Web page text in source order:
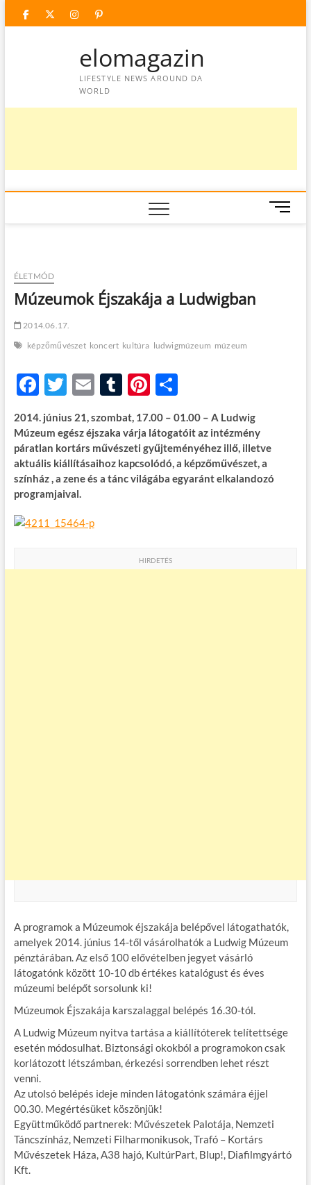
facebooktwitter
instagram
googleplus
pinterest
elomagazin
LIFESTYLE NEWS AROUND DA
WORLD
M
e
ÉLETMÓD
Múzeumok Éjszakája a Ludwigban
2014.06.17.
képzőművészet koncert kultúra ludwigmúzeum múzeum
F
ac
e
b
o
o
k
T
w
itt
er
E
ail
T
u
m
bl
r
Pi
nt
er
es
t
O
ss
za
m
e
2014. június 21, szombat, 17.00 – 01.00 – A Ludwig
Múzeum egész éjszaka várja látogatóit az intézmény
páratlan kortárs művészeti gyűjteményéhez illő, illetve
aktuális kiállításaihoz kapcsolódó, a képzőművészet, a
színház , a zene és a tánc világába egyaránt elkalandozó
programjaival.
HIRDETÉS
A programok a Múzeumok éjszakája belépővel látogathatók,
amelyek 2014. június 14-től vásárolhatók a Ludwig Múzeum
pénztárában. Az első 100 elővételben jegyet vásárló
látogatónk között 10-10 db értékes katalógust és éves
múzeumi belépőt sorsolunk ki!
Múzeumok Éjszakája karszalaggal belépés 16.30-tól.
A Ludwig Múzeum nyitva tartása a kiállítóterek telítettsége
esetén módosulhat. Biztonsági okokból a programokon csak
korlátozott létszámban, érkezési sorrendben lehet részt
venni.
Az utolsó belépés ideje minden látogatónk számára éjjel
00.30. Megértésüket köszönjük!
Együttműködő partnerek: Művészetek Palotája, Nemzeti
Táncszínház, Nemzeti Filharmonikusok, Trafó – Kortárs
Művészetek Háza, A38 hajó, KultúrPart, Blup!, Diafilmgyártó
Kft.